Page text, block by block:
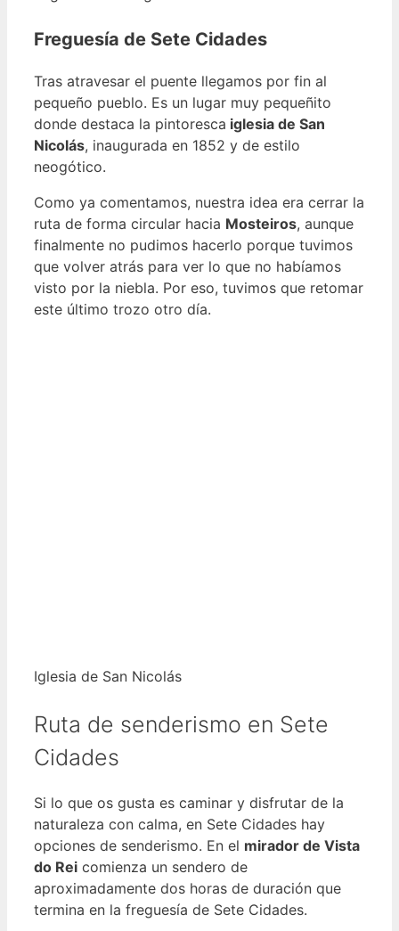
Freguesía de Sete Cidades
Tras atravesar el puente llegamos por fin al
pequeño pueblo. Es un lugar muy pequeñito
donde destaca la pintoresca iglesia de San
Nicolás, inaugurada en 1852 y de estilo
neogótico.
Como ya comentamos, nuestra idea era cerrar la
ruta de forma circular hacia Mosteiros, aunque
finalmente no pudimos hacerlo porque tuvimos
que volver atrás para ver lo que no habíamos
visto por la niebla. Por eso, tuvimos que retomar
este último trozo otro día.
Iglesia de San Nicolás
Ruta de senderismo en Sete
Cidades
Si lo que os gusta es caminar y disfrutar de la
naturaleza con calma, en Sete Cidades hay
opciones de senderismo. En el mirador de Vista
do Rei comienza un sendero de
aproximadamente dos horas de duración que
termina en la freguesía de Sete Cidades.